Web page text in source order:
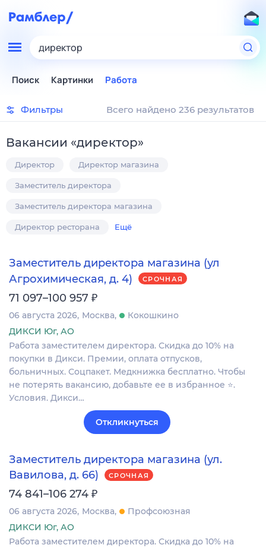
директор
Поиск Картинки Работа
Фильтры Всего найдено 236 результатов
Вакансии «директор»
Директор Директор магазина
Заместитель директора
Заместитель директора магазина
Директор ресторана Ещё
Заместитель директора магазина (ул
Агрохимическая, д. 4)
СРОЧНАЯ
71 097–100 957 ₽
06 августа 2026 Москва
Кокошкино
ДИКСИ Юг, АО
Работа заместителем директора. Скидка до 10% на
покупки в Дикси. Премии, оплата отпусков,
больничных. Соцпакет. Медкнижка бесплатно. Чтобы
не потерять вакансию, добавьте ее в избранное ⭐.
Условия. Дикси…
Откликнуться
Заместитель директора магазина (ул.
Вавилова, д. 66)
СРОЧНАЯ
74 841–106 274 ₽
06 августа 2026 Москва
Профсоюзная
ДИКСИ Юг, АО
Работа заместителем директора. Скидка до 10% на